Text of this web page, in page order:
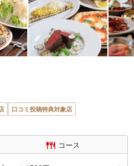
口コミ投稿特典対象店
コース